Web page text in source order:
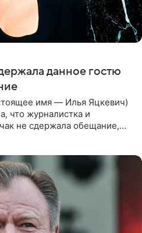
данное гостю
имя — Илья Яцкевич)
что журналистка и
не сдержала обещание,